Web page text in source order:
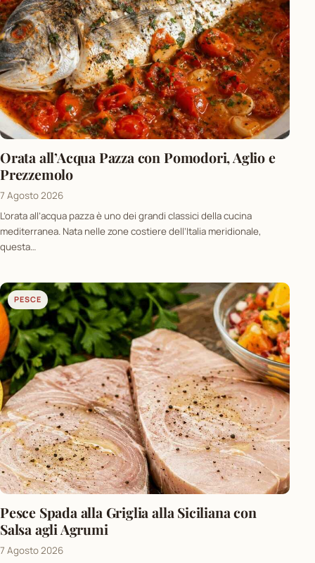
Orata all’Acqua Pazza con Pomodori, Aglio e
Prezzemolo
7 Agosto 2026
L’orata all’acqua pazza è uno dei grandi classici della cucina
mediterranea. Nata nelle zone costiere dell’Italia meridionale,
questa…
PESCE
Pesce Spada alla Griglia alla Siciliana con
Salsa agli Agrumi
7 Agosto 2026